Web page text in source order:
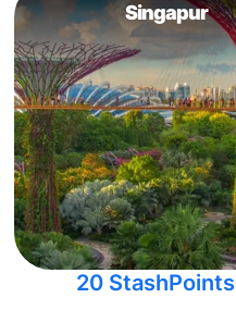
Singapur
20 StashPoints